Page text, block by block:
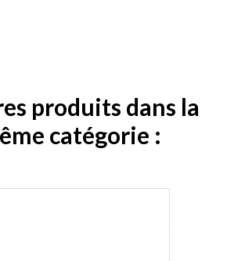
produits dans la
catégorie :